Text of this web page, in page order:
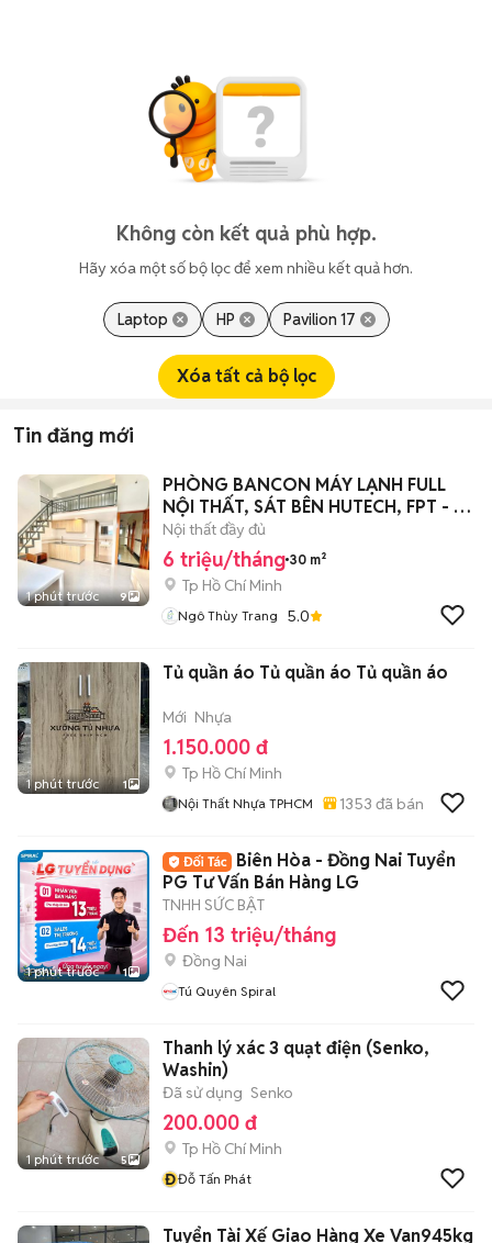
Không còn kết quả phù hợp.
Hãy xóa một số bộ lọc để xem nhiều kết quả hơn.
Laptop HP Pavilion 17
Xóa tất cả bộ lọc
Tin đăng mới
1 phút trước 9
PHÒNG BANCON MÁY LẠNH FULL
NỘI THẤT, SÁT BÊN HUTECH, FPT - LÊ
VĂN VIỆT
Nội thất đầy đủ
6 triệu/tháng 30 m²
Tp Hồ Chí Minh
Ngô Thùy Trang 5.0
1 phút trước 1
Tủ quần áo Tủ quần áo Tủ quần áo
Mới Nhựa
1.150.000 đ
Tp Hồ Chí Minh
Nội Thất Nhựa TPHCM 1353 đã bán
1 phút trước 1
Biên Hòa - Đồng Nai Tuyển
PG Tư Vấn Bán Hàng LG
TNHH SỨC BẬT
Đến 13 triệu/tháng
Đồng Nai
Tú Quyên Spiral
1 phút trước 5
Thanh lý xác 3 quạt điện (Senko,
Washin)
Đã sử dụng Senko
200.000 đ
Tp Hồ Chí Minh
ĐĐỗ Tấn Phát
Tuyển Tài Xế Giao Hàng Xe Van945kg